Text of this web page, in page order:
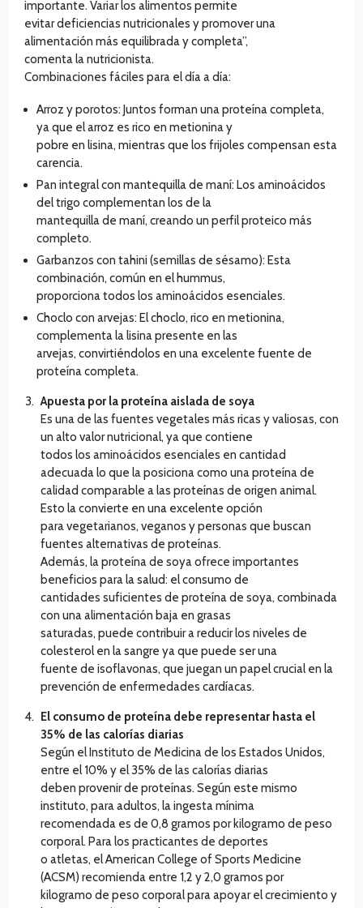
importante. Variar los alimentos permite
evitar deficiencias nutricionales y promover una
alimentación más equilibrada y completa”,
comenta la nutricionista.
Combinaciones fáciles para el día a día:
Arroz y porotos: Juntos forman una proteína completa,
ya que el arroz es rico en metionina y
pobre en lisina, mientras que los frijoles compensan esta
carencia.
Pan integral con mantequilla de maní: Los aminoácidos
del trigo complementan los de la
mantequilla de maní, creando un perfil proteico más
completo.
Garbanzos con tahini (semillas de sésamo): Esta
combinación, común en el hummus,
proporciona todos los aminoácidos esenciales.
Choclo con arvejas: El choclo, rico en metionina,
complementa la lisina presente en las
arvejas, convirtiéndolos en una excelente fuente de
proteína completa.
Apuesta por la proteína aislada de soya
Es una de las fuentes vegetales más ricas y valiosas, con
un alto valor nutricional, ya que contiene
todos los aminoácidos esenciales en cantidad
adecuada lo que la posiciona como una proteína de
calidad comparable a las proteínas de origen animal.
Esto la convierte en una excelente opción
para vegetarianos, veganos y personas que buscan
fuentes alternativas de proteínas.
Además, la proteína de soya ofrece importantes
beneficios para la salud: el consumo de
cantidades suficientes de proteína de soya, combinada
con una alimentación baja en grasas
saturadas, puede contribuir a reducir los niveles de
colesterol en la sangre ya que puede ser una
fuente de isoflavonas, que juegan un papel crucial en la
prevención de enfermedades cardíacas.
El consumo de proteína debe representar hasta el
35% de las calorías diarias
Según el Instituto de Medicina de los Estados Unidos,
entre el 10% y el 35% de las calorías diarias
deben provenir de proteínas. Según este mismo
instituto, para adultos, la ingesta mínima
recomendada es de 0,8 gramos por kilogramo de peso
corporal. Para los practicantes de deportes
o atletas, el American College of Sports Medicine
(ACSM) recomienda entre 1,2 y 2,0 gramos por
kilogramo de peso corporal para apoyar el crecimiento y